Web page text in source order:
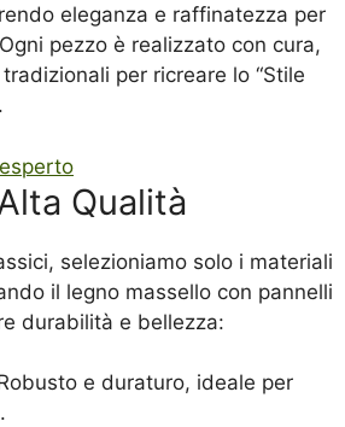
eleganza e raffinatezza per
pezzo è realizzato con cura,
per ricreare lo “Stile
Qualità
selezioniamo solo i materiali
il legno massello con pannelli
durabilità e bellezza:
e duraturo, ideale per